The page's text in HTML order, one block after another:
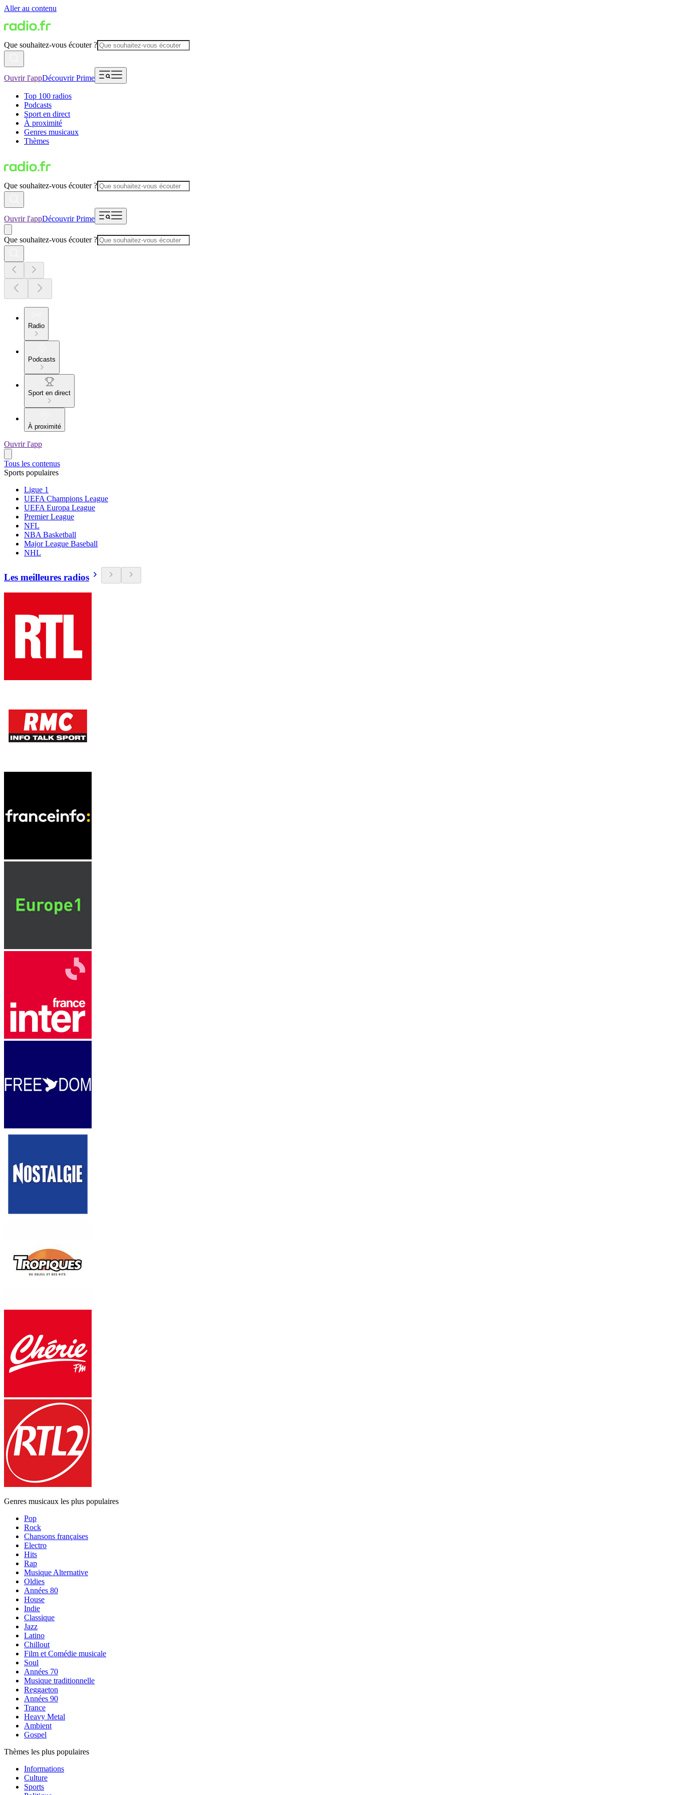
Aller au contenu
Que souhaitez-vous écouter ?
Ouvrir l'appDécouvrir Prime
Top 100 radios
Podcasts
Sport en direct
À proximité
Genres musicaux
Thèmes
Que souhaitez-vous écouter ?
Ouvrir l'appDécouvrir Prime
Que souhaitez-vous écouter ?
Radio
Podcasts
Sport en direct
À proximité
Ouvrir l'app
Tous les contenus
Sports populaires
Ligue 1
UEFA Champions League
UEFA Europa League
Premier League
NFL
NBA Basketball
Major League Baseball
NHL
Les meilleures radios
Genres musicaux les plus populaires
Pop
Rock
Chansons françaises
Electro
Hits
Rap
Musique Alternative
Oldies
Années 80
House
Indie
Classique
Jazz
Latino
Chillout
Film et Comédie musicale
Soul
Années 70
Musique traditionnelle
Reggaeton
Années 90
Trance
Heavy Metal
Ambient
Gospel
Thèmes les plus populaires
Informations
Culture
Sports